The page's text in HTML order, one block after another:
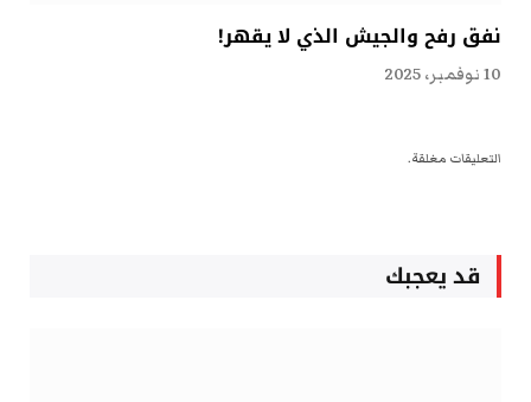
نفق رفح والجيش الذي لا يقهر!
10 نوفمبر، 2025
التعليقات مغلقة.
قد يعجبك